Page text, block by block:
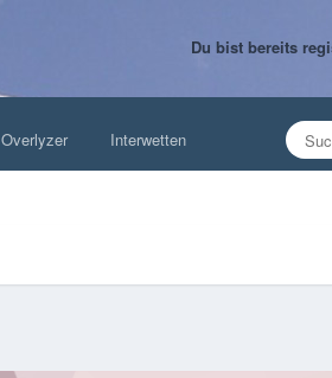
Du bist bereits
Overlyzer Interwetten